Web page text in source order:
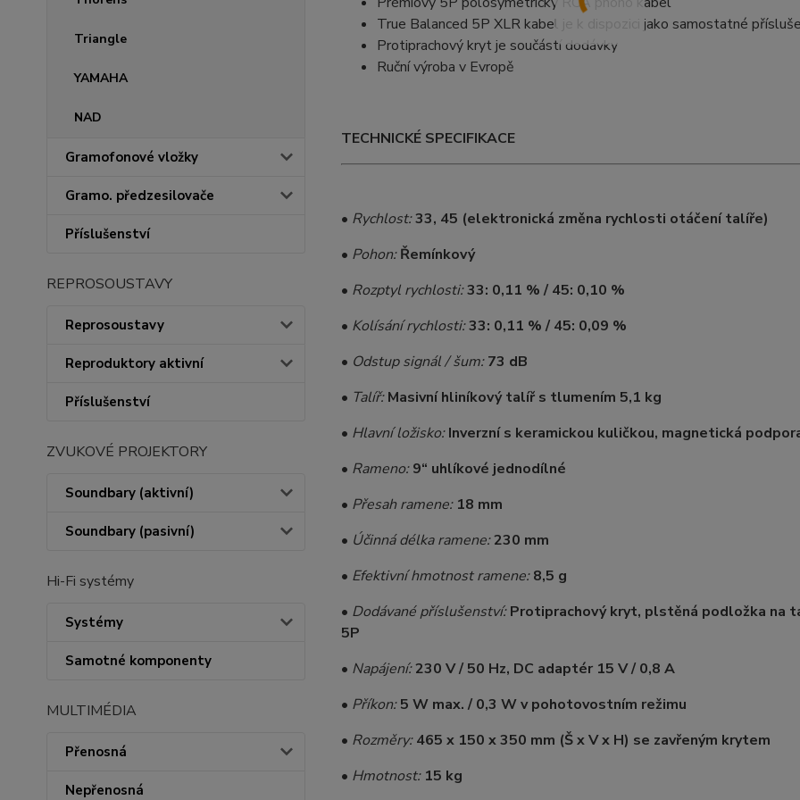
Triangle
YAMAHA
NAD
Gramofonové vložky
Gramo. předzesilovače
Příslušenství
REPROSOUSTAVY
Reprosoustavy
Reproduktory aktivní
Příslušenství
ZVUKOVÉ PROJEKTORY
Soundbary (aktivní)
Soundbary (pasivní)
Hi-Fi systémy
Systémy
Samotné komponenty
MULTIMÉDIA
Přenosná
Nepřenosná
True Balanced 5P XLR kabel je k dispozici jako samostatné
Protiprachový kryt je součástí dodávky
Ruční výroba v Evropě
TECHNICKÉ SPECIFIKACE
• Rychlost:33, 45 (elektronická změna rychlosti otáčení talíře)
• Pohon:Řemínkový
• Rozptyl rychlosti:33: 0,11 % / 45: 0,10 %
• Kolísání rychlosti:33: 0,11 % / 45: 0,09 %
• Odstup signál / šum:73 dB
• Talíř:Masivní hliníkový talíř s tlumením 5,1 kg
• Hlavní ložisko:Inverzní s keramickou kuličkou, magnetická
• Rameno:9“ uhlíkové jednodílné
• Přesah ramene:18 mm
• Účinná délka ramene:230 mm
• Efektivní hmotnost ramene:8,5 g
• Dodávané příslušenství: Protiprachový kryt, plstěná podložka na
5P
• Napájení:230 V / 50 Hz, DC adaptér 15 V / 0,8 A
• Příkon:5 W max. / 0,3 W v pohotovostním režimu
• Rozměry:465 x 150 x 350 mm (Š x V x H) se zavřeným krytem
• Hmotnost:15 kg